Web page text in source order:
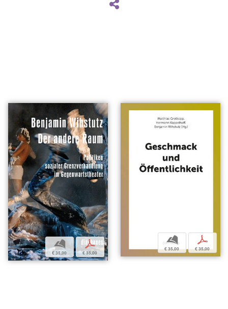
b
€ 35,00
p
€ 35,00
b
€ 35,00
p
€ 35,00